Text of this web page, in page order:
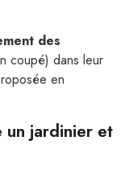
des
coupé) dans leur
en
jardinier et